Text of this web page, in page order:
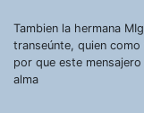
Tambien la hermana
transeúnte, quien
por que este
alma